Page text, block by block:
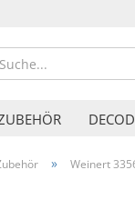
» Weinert